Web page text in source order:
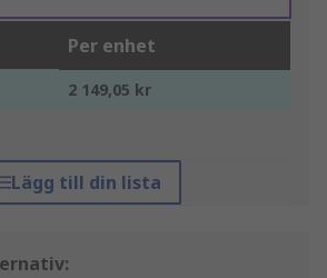
Per enhet
2 149,05 kr
Lägg till din lista